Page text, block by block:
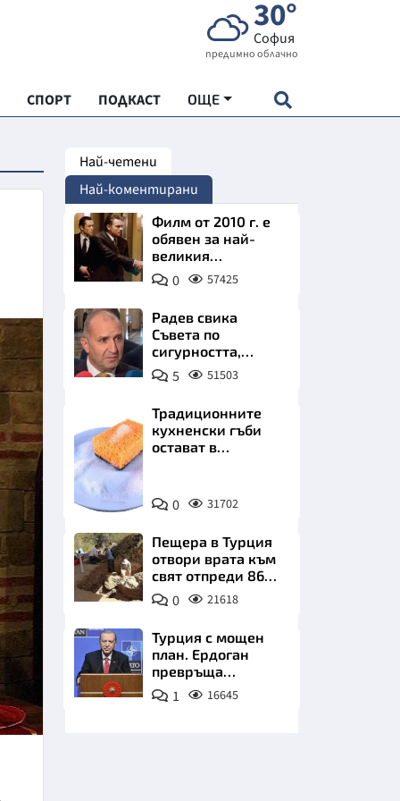
30°
София
предимно облачно
СПОРТ ПОДКАСТ ОЩЕ
"ЧУДЕСАТА НА БЪЛГАРИЯ"
ХРАНА
ИКОНОМИКА
Най-четени
Най-коментирани
Филм от 2010 г. е
обявен за най-
великия
психологически
трилър в
0 57425
Радев свика
Съвета по
сигурността,
следва ключово
изявление
5 51503
Снимка:
Пиксабей
Традиционните
кухненски гъби
остават в
0 31702
Пещера в Турция
отвори врата към
свят отпреди 86
000 години
0 21618
Турция с мощен
план. Ердоган
превръща
Джейхан в
петролно чудо
1 16645